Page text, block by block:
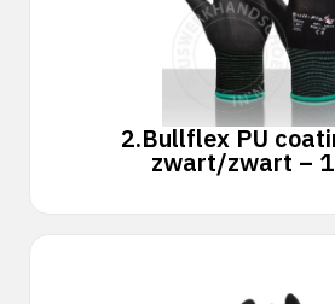
2.Bullflex PU
zwart/zwart –